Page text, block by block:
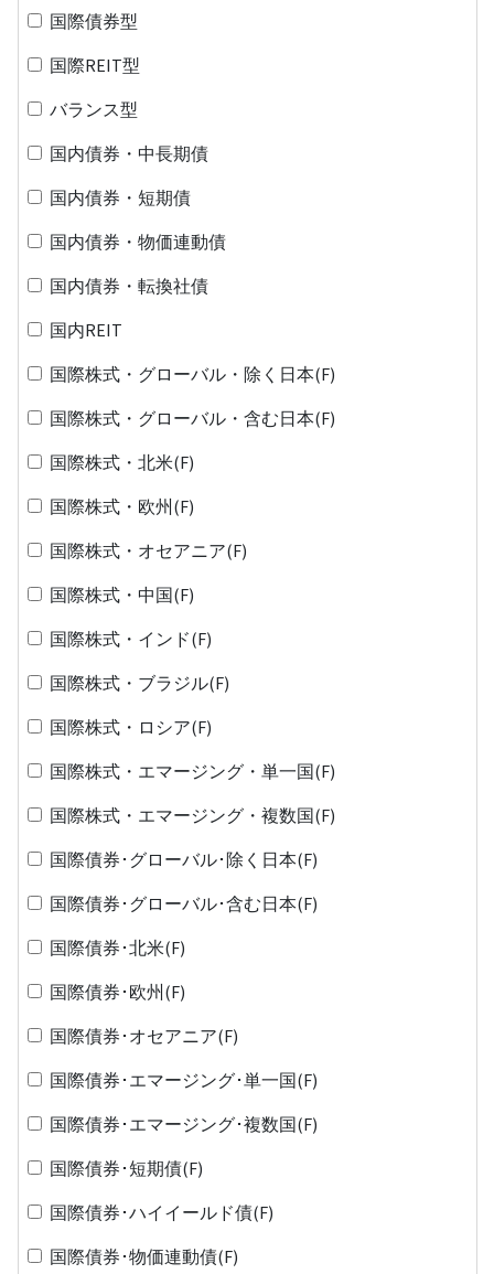
国際債券型
国際REIT型
バランス型
国内債券・中長期債
国内債券・短期債
国内債券・物価連動債
国内債券・転換社債
国内REIT
国際株式・グローバル・除く日本(F)
国際株式・グローバル・含む日本(F)
国際株式・北米(F)
国際株式・欧州(F)
国際株式・オセアニア(F)
国際株式・中国(F)
国際株式・インド(F)
国際株式・ブラジル(F)
国際株式・ロシア(F)
国際株式・エマージング・単一国(F)
国際株式・エマージング・複数国(F)
国際債券･グローバル･除く日本(F)
国際債券･グローバル･含む日本(F)
国際債券･北米(F)
国際債券･欧州(F)
国際債券･オセアニア(F)
国際債券･エマージング･単一国(F)
国際債券･エマージング･複数国(F)
国際債券･短期債(F)
国際債券･ハイイールド債(F)
国際債券･物価連動債(F)